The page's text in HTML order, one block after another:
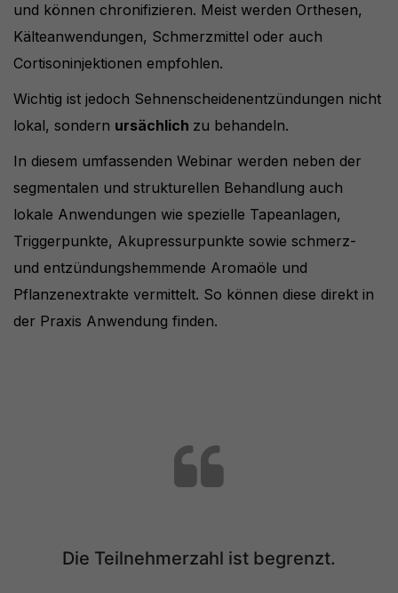
und können chronifizieren. Meist werden Orthesen,
Kälteanwendungen, Schmerzmittel oder auch
Cortisoninjektionen empfohlen.
Wichtig ist jedoch Sehnenscheidenentzündungen nicht
lokal, sondern ursächlich zu behandeln.
In diesem umfassenden Webinar werden neben der
segmentalen und strukturellen Behandlung auch
lokale Anwendungen wie spezielle Tapeanlagen,
Triggerpunkte, Akupressurpunkte sowie schmerz-
und entzündungshemmende Aromaöle und
Pflanzenextrakte vermittelt. So können diese direkt in
der Praxis Anwendung finden.
Die Teilnehmerzahl ist begrenzt.